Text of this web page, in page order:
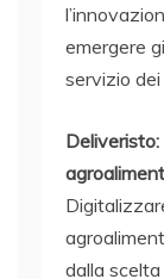
emergere
servizio dei
dalla